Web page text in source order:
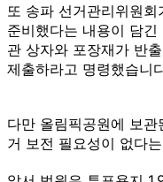
또 송파 선거관리위원
준비했다는 내용이 담
관 상자와 포장재가 반
제출하라고 명령했습니
다만 올림픽공원에 보
거 보전 필요성이 없다